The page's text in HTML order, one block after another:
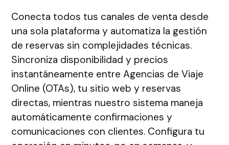
Conecta todos tus canales de venta desde
una sola plataforma y automatiza la gestión
de reservas sin complejidades técnicas.
Sincroniza disponibilidad y precios
instantáneamente entre Agencias de Viaje
Online (OTAs), tu sitio web y reservas
directas, mientras nuestro sistema maneja
automáticamente confirmaciones y
comunicaciones con clientes. Configura tu